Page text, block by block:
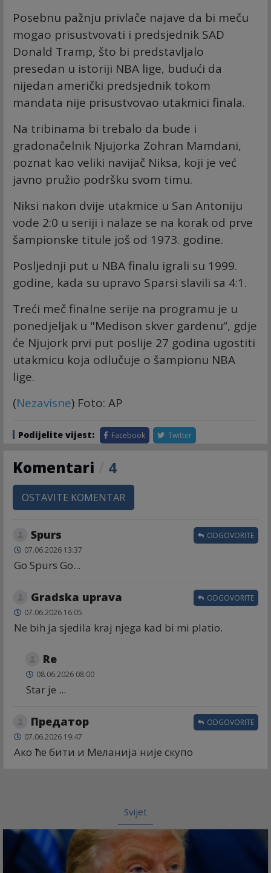
Posebnu pažnju privlače najave da bi meču
mogao prisustvovati i predsjednik SAD
Donald Tramp, što bi predstavljalo
presedan u istoriji NBA lige, budući da
nijedan američki predsjednik tokom
mandata nije prisustvovao utakmici finala.
Na tribinama bi trebalo da bude i
gradonačelnik Njujorka Zohran Mamdani,
poznat kao veliki navijač Niksa, koji je već
javno pružio podršku svom timu.
Niksi nakon dvije utakmice u San Antoniju
vode 2:0 u seriji i nalaze se na korak od prve
šampionske titule još od 1973. godine.
Posljednji put u NBA finalu igrali su 1999.
godine, kada su upravo Sparsi slavili sa 4:1.
Treći meč finalne serije na programu je u
ponedjeljak u "Medison skver gardenu“, gdje
će Njujork prvi put poslije 27 godina ugostiti
utakmicu koja odlučuje o šampionu NBA
lige.
(Nezavisne) Foto: AP
Podijelite vijest: Facebook Twitter
Komentari 4
OSTAVITE KOMENTAR
Spurs
07.06.2026 13:37
Go Spurs Go...
ODGOVORITE
Gradska uprava
07.06.2026 16:05
Ne bih ja sjedila kraj njega kad bi mi platio.
ODGOVORITE
Re
08.06.2026 08:00
Star je ...
Предатор
07.06.2026 19:47
Ако ће бити и Меланија није скупо
ODGOVORITE
Svijet